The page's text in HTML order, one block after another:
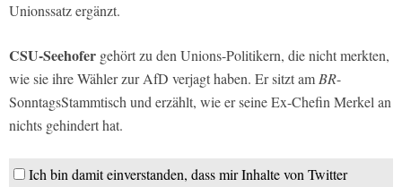
Unionssatz ergänzt.
CSU-Seehofer gehört zu den Unions-Politikern, die nicht merkten,
wie sie ihre Wähler zur AfD verjagt haben. Er sitzt am BR-
SonntagsStammtisch und erzählt, wie er seine Ex-Chefin Merkel an
nichts gehindert hat.
Ich bin damit einverstanden, dass mir Inhalte von Twitter